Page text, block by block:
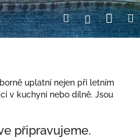
HledatPřihlášení
uplatní nejen při letním
v kuchyni nebo dílně. Jsou
připravujeme.